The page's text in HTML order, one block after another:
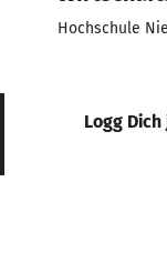
Hochschule
Logg